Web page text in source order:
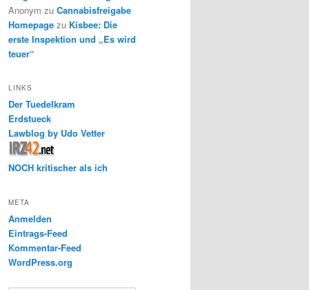
Anonym zu Cannabisfreigabe
Homepage zu Kisbee: Die
erste Inspektion und „Es wird
teuer“
LINKS
Der Tuedelkram
Erdstueck
Lawblog by Udo Vetter
NOCH kritischer als ich
META
Anmelden
Eintrags-Feed
Kommentar-Feed
WordPress.org